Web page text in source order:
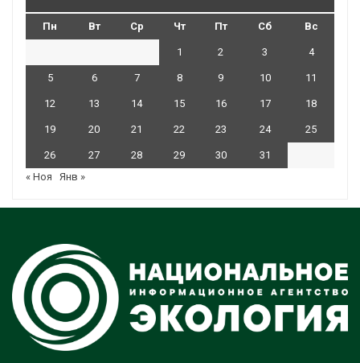
Пн Вт Ср Чт Пт Сб Вс
1 2 3 4
5 6 7 8 9 10 11
12 13 14 15 16 17 18
19 20 21 22 23 24 25
26 27 28 29 30
31
« Ноя
Янв »